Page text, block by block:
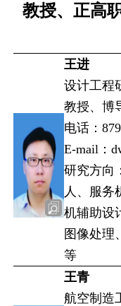
教授、正高
王进
设计工程
教授、博
电话：
E-mail：
研究方向
人、服务
机辅助设
图像处理
等
王青
航空制造